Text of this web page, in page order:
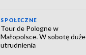
SPOŁECZNE
Tour de Pologne w
Małopolsce. W sobotę duże
utrudnienia